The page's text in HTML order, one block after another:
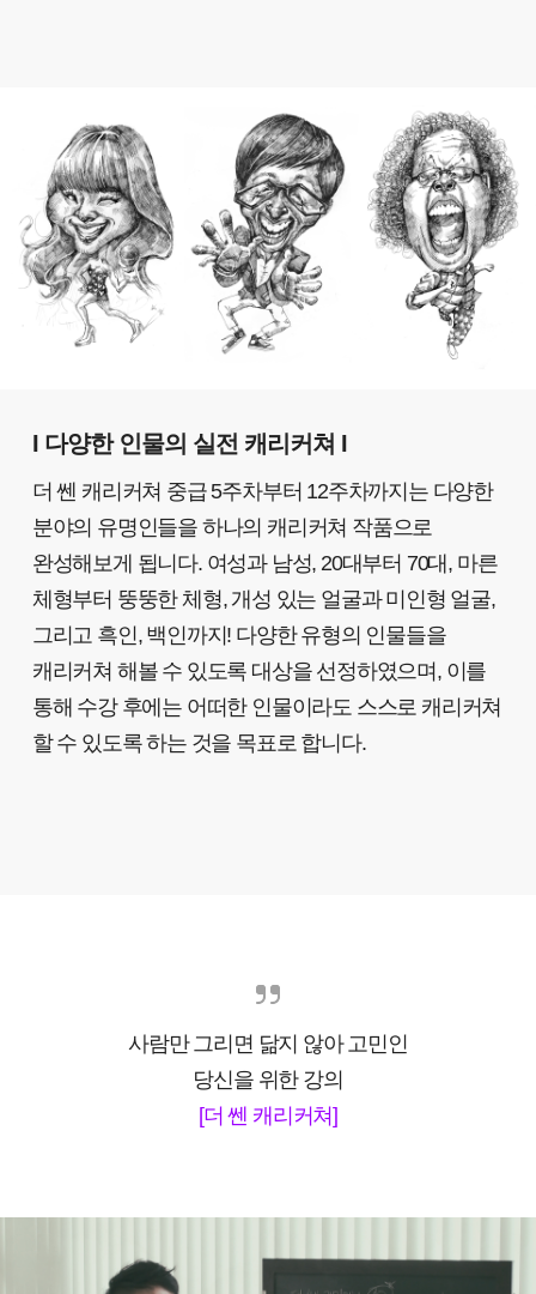
I 다양한 인물의 실전 캐리커쳐 I
더 쎈 캐리커쳐 중급 5주차부터 12주차까지는 다양한
분야의 유명인들을 하나의 캐리커쳐 작품으로
완성해보게 됩니다. 여성과 남성, 20대부터 70대, 마른
체형부터 뚱뚱한 체형, 개성 있는 얼굴과 미인형 얼굴,
그리고 흑인, 백인까지! 다양한 유형의 인물들을
캐리커쳐 해볼 수 있도록 대상을 선정하였으며, 이를
통해 수강 후에는 어떠한 인물이라도 스스로 캐리커쳐
할 수 있도록 하는 것을 목표로 합니다.
사람만 그리면 닮지 않아 고민인
당신을 위한 강의
[더 쎈 캐리커쳐]